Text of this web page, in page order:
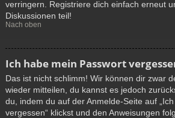
verringern. Registriere dich einfach erneut
Diskussionen teil!
Nach oben
Ich habe mein Passwort
Das ist nicht schlimm! Wir können dir zwar
wieder mitteilen, du kannst es jedoch
du, indem du auf der Anmelde-Seite auf
vergessen“ klickst und den Anweisungen